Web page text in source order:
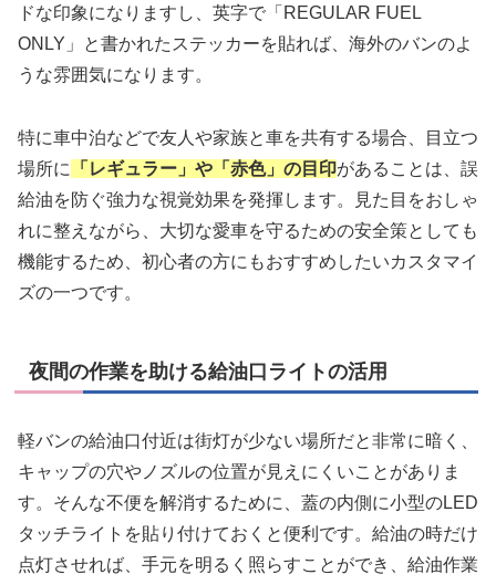
ドな印象になりますし、英字で「REGULAR FUEL
ONLY」と書かれたステッカーを貼れば、海外のバンのよ
うな雰囲気になります。
特に車中泊などで友人や家族と車を共有する場合、目立つ
場所に
「レギュラー」や「赤色」の目印があることは、誤
給油を防ぐ強力な視覚効果を発揮します。見た目をおしゃ
れに整えながら、大切な愛車を守るための安全策としても
機能するため、初心者の方にもおすすめしたいカスタマイ
ズの一つです。
夜間の作業を助ける給油口ライトの活用
軽バンの給油口付近は街灯が少ない場所だと非常に暗く、
キャップの穴やノズルの位置が見えにくいことがありま
す。そんな不便を解消するために、蓋の内側に小型のLED
タッチライトを貼り付けておくと便利です。給油の時だけ
点灯させれば、手元を明るく照らすことができ、給油作業